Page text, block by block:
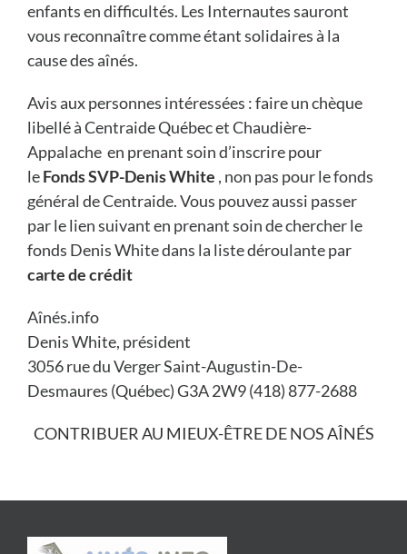
enfants en difficultés. Les Internautes sauront
vous reconnaître comme étant solidaires à la
cause des aînés.
Avis aux personnes intéressées : faire un chèque
libellé à Centraide Québec et Chaudière-
Appalache en prenant soin d’inscrire pour
leFonds SVP-Denis White , non pas pour le fonds
général de Centraide. Vous pouvez aussi passer
par le lien suivant en prenant soin de chercher le
fonds Denis White dans la liste déroulante par
carte de crédit
Aînés.info
Denis White, président
3056 rue du Verger Saint-Augustin-De-
Desmaures (Québec) G3A 2W9 (418) 877-2688
CONTRIBUER AU MIEUX-ÊTRE DE NOS AÎNÉS